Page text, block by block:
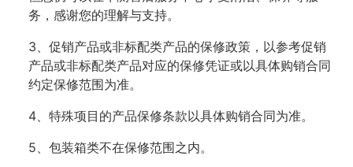
务，感谢您的理解与支持。
3、促销产品或非标配类产品的保修政策，以参考促销
产品或非标配类产品对应的保修凭证或以具体购销合同
约定保修范围为准。
4、特殊项目的产品保修条款以具体购销合同为准。
5、包装箱类不在保修范围之内。